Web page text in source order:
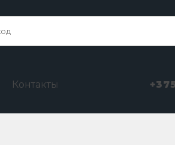
Контакты